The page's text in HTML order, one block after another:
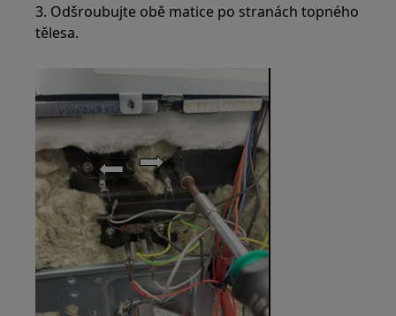
3. Odšroubujte obě matice po stranách topného
tělesa.